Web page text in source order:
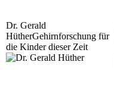
Dr. Gerald
HütherGehirnforschung für
die Kinder dieser Zeit